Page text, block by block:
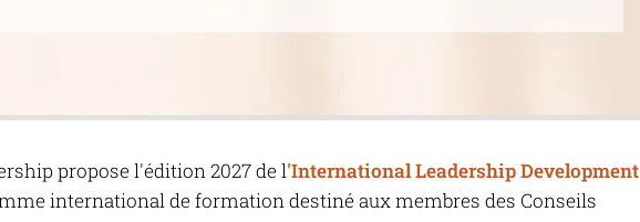
propose l'édition 2027 de l'International Leadership Development
international de formation destiné aux membres des Conseils